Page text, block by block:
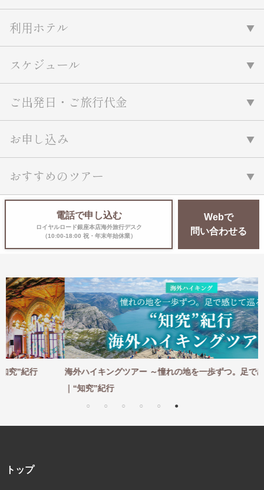
利用ホテル
スケジュール
ご出発日・ご旅行代金
お申し込み
おすすめのツアー
電話で申し込む
ロイヤルロード銀座本店海外旅行デスク
（10:00-18:00 祝・年末年始休業）
Webで
問い合わせる
海外ハイキングツアー ～憧れの地を一歩ずつ。足で感じて巡る～
トップ